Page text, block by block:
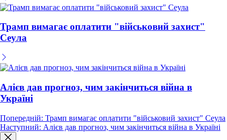
Трамп вимагає оплатити "військовий захист"
Сеула
Алієв дав прогноз, чим закінчиться війна в
Україні
Навігація
записів
Попередній: Трамп вимагає оплатити "військовий захист" Сеула
Наступний: Алієв дав прогноз, чим закінчиться війна в Україні